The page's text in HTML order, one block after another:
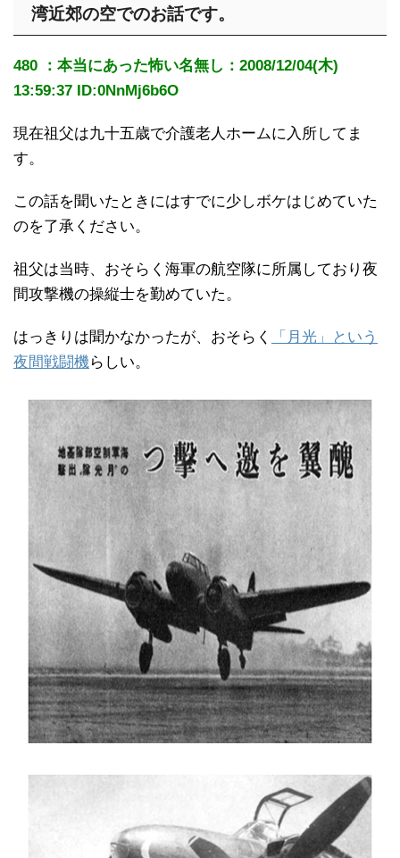
湾近郊の空でのお話です。
480 ：本当にあった怖い名無し：2008/12/04(木)
13:59:37 ID:0NnMj6b6O
現在祖父は九十五歳で介護老人ホームに入所してま
す。
この話を聞いたときにはすでに少しボケはじめていた
のを了承ください。
祖父は当時、おそらく海軍の航空隊に所属しており夜
間攻撃機の操縦士を勤めていた。
はっきりは聞かなかったが、おそらく
「月光」という
夜間戦闘機らしい。